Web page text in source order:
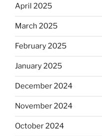
April 2025
March 2025
February 2025
January 2025
December 2024
November 2024
October 2024